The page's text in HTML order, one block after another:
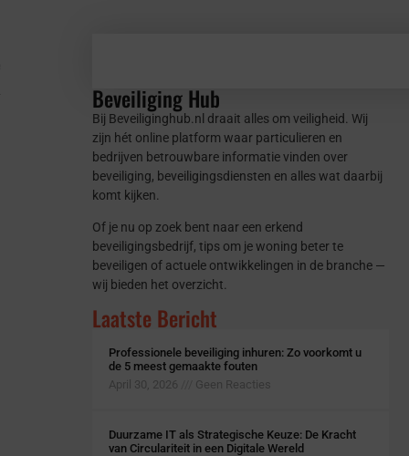
Beveiliging Hub
Bij Beveiliginghub.nl draait alles om veiligheid. Wij
zijn hét online platform waar particulieren en
bedrijven betrouwbare informatie vinden over
beveiliging, beveiligingsdiensten en alles wat daarbij
komt kijken.
Of je nu op zoek bent naar een erkend
beveiligingsbedrijf, tips om je woning beter te
beveiligen of actuele ontwikkelingen in de branche —
wij bieden het overzicht.
Laatste Bericht
Professionele beveiliging inhuren: Zo voorkomt u
de 5 meest gemaakte fouten
April 30, 2026
Geen Reacties
Duurzame IT als Strategische Keuze: De Kracht
van Circulariteit in een Digitale Wereld